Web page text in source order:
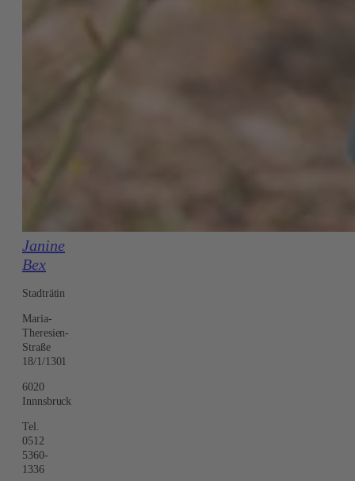
Janine
Bex
Stadträtin
Maria-
Theresien-
Straße
18/1/1301
6020
Innnsbruck
Tel.
0512
5360-
1336